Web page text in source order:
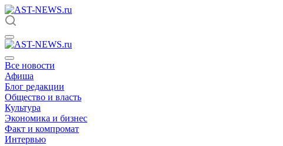
Все новости
Афиша
Блог редакции
Общество и власть
Культура
Экономика и бизнес
Факт и компромат
Интервью